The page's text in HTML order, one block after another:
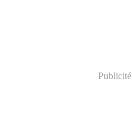
Publicité